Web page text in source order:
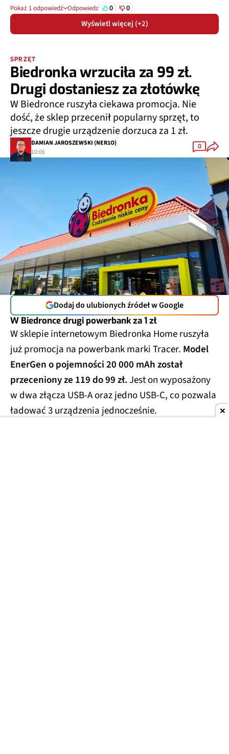
Pokaż 1 odpowiedź Odpowiedz 0 0
Wyświetl więcej (+2)
SPRZĘT
Biedronka wrzuciła za 99 zł.
Drugi dostaniesz za złotówkę
W Biedronce ruszyła ciekawa promocja. Nie
dość, że sklep przecenił popularny sprzęt, to
jeszcze drugie urządzenie dorzuca za 1 zł.
DAMIAN JAROSZEWSKI (NER1O)
10:06
0
Dodaj do ulubionych źródeł w Google
W Biedronce drugi powerbank za 1 zł
W sklepie internetowym Biedronka Home ruszyła
już promocja na powerbank marki Tracer. Model
EnerGen o pojemności 20 000 mAh został
przeceniony ze 119 do 99 zł.Jest on wyposażony
w dwa złącza USB-A oraz jedno USB-C, co pozwala
ładować 3 urządzenia jednocześnie.